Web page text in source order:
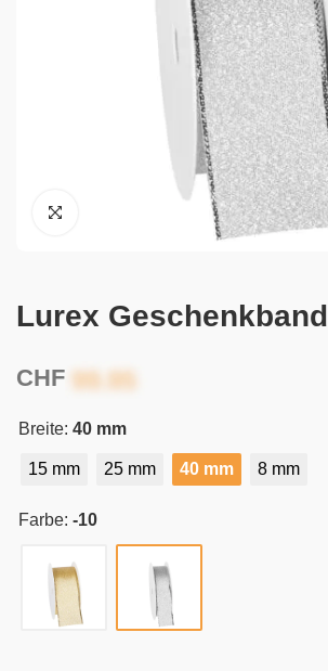
Lurex Geschenkband
CHF
Breite: 40 mm
15 mm 25 mm 40 mm 8 mm
Farbe: -10